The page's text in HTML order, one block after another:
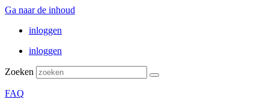
Ga naar de inhoud
inloggen
inloggen
Zoeken
FAQ